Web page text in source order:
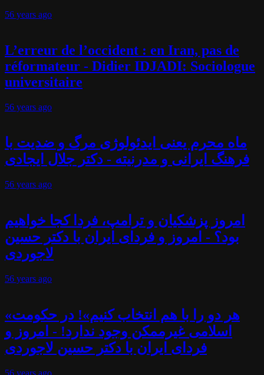
56 years ago
L’erreur de l’occident : en Iran, pas de
réformateur - Didier IDJADI: Sociologue
universitaire
56 years ago
ماه محرم یعنی ایدئولوژی مرگ و ضدیت با
فرهنگ ایرانی و مدرنیته - دکتر جلال ایجادی
56 years ago
امروز پزشکیان و ترامپ، فردا کجا خواهیم
بود؟ - امروز و فردای ایران با دکتر حسین
لاجوردی
56 years ago
«هر دو را با هم انتخاب کنیم»! در حکومت
اسلامی غیرممکن وجود ندارد! - امروز و
فردای ایران با دکتر حسین لاجوردی
56 years ago